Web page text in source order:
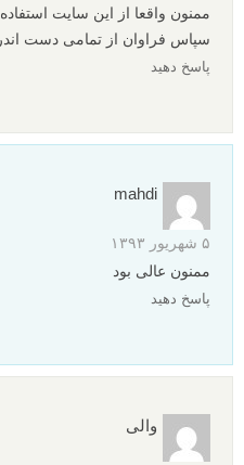
ممنون واقعا از این سایت
سپاس فراوان از تمامی دست
پاسخ دهید
mahdi
۵ شهریور ۱۳۹۳
ممنون عالی بود
پاسخ دهید
والی